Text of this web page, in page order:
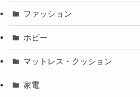
ファッション
ホビー
マットレス・クッション
家電